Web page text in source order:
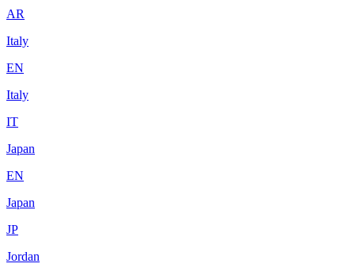
AR
Italy
EN
Italy
IT
Japan
EN
Japan
JP
Jordan